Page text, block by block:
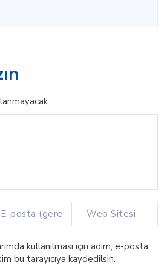
kullanılması için adım, e-posta
bu tarayıcıya kaydedilsin.